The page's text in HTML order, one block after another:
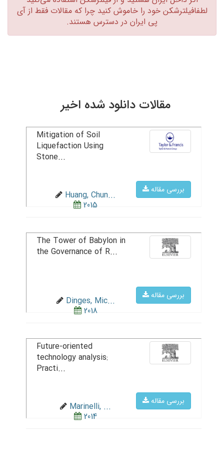
لطفافیلترشکن خود را خاموش کنید چرا که مقالات فقط از آی
پی ایران در دسترس هستند.‏
مقالات دانلود شده اخیر
بررسی مقاله
Mitigation of Soil
Liquefaction Using
Stone...
Huang, Chun...
2015
بررسی مقاله
The Tower of Babylon in
the Governance of R...
Dinges, Mic...
2018
بررسی مقاله
Future-oriented
technology analysis:
Practi...
Marinelli, ...
2014